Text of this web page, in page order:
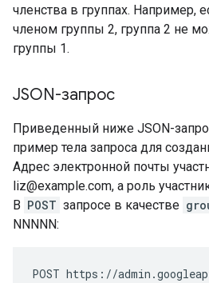
членства в группах. Например,
членом группы 2, группа 2 не
группы 1.
JSON-запрос
Приведенный ниже JSON-
пример тела запроса для
Адрес электронной почты
liz@example.com, а роль
В POST запросе в качестве
NNNNN: